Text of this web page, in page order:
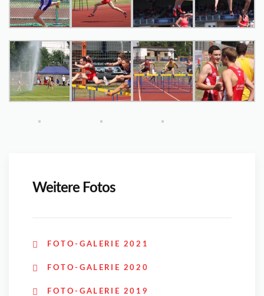
Weitere Fotos
FOTO-GALERIE 2021
FOTO-GALERIE 2020
FOTO-GALERIE 2019